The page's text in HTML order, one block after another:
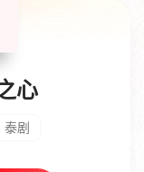
心
泰剧